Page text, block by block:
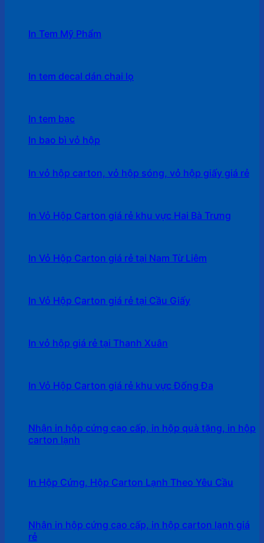
In Tem Mỹ Phẩm
In tem decal dán chai lọ
In tem bạc
In bao bì vỏ hộp
In vỏ hộp carton, vỏ hộp sóng, vỏ hộp giấy giá rẻ
In Vỏ Hộp Carton giá rẻ khu vực Hai Bà Trưng
In Vỏ Hộp Carton giá rẻ tại Nam Từ Liêm
In Vỏ Hộp Carton giá rẻ tại Cầu Giấy
In vỏ hộp giá rẻ tại Thanh Xuân
In Vỏ Hộp Carton giá rẻ khu vực Đống Đa
Nhận in hộp cứng cao cấp, in hộp quà tặng, in hộp
carton lạnh
In Hộp Cứng, Hộp Carton Lạnh Theo Yêu Cầu
Nhận in hộp cứng cao cấp, in hộp carton lạnh giá
rẻ